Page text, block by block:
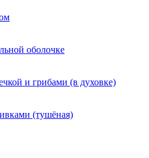
оболочке
и грибами (в духовке)
(тушёная)